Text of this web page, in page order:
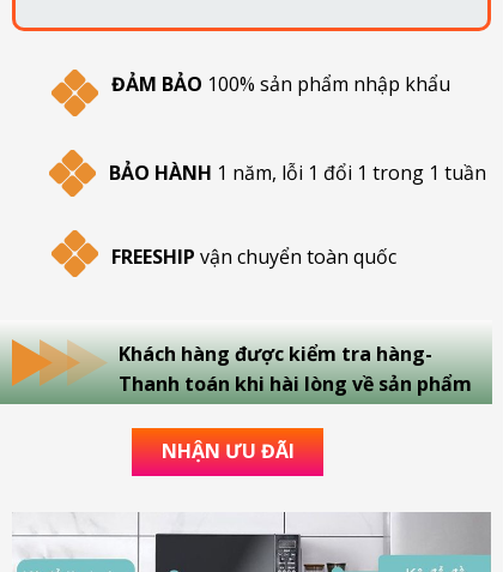
ĐẢM BẢO 100% sản phẩm nhập khẩu
BẢO HÀNH 1 năm, lỗi 1 đổi 1 trong 1 tuần
FREESHIP vận chuyển toàn quốc
NHẬN ƯU ĐÃI
Khách hàng được kiểm tra hàng-
Thanh toán khi hài lòng về sản phẩm